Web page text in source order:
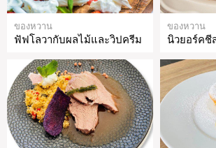
ของหวาน
ฟัฟโลวากับผลไม้และวิปครีม
ของหวาน
นิวยอร์คชี